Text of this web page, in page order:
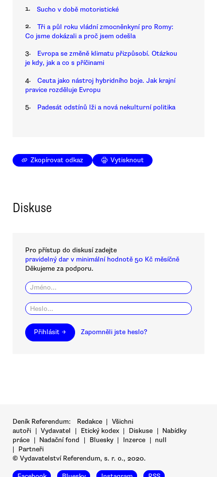
1. Sucho v době motoristické
2.
Tři a půl roku vládní zmocněnkyní pro Romy:
Co jsme dokázali a proč jsem odešla
3.
Evropa se změně klimatu přizpůsobí. Otázkou
je kdy, jak a co s příčinami
4.
Ceuta jako nástroj hybridního boje. Jak krajní
pravice rozděluje Evropu
5. Padesát odstínů lži a nová nekulturní politika
Zkopírovat odkaz Vytisknout
Diskuse
Pro přístup do diskusí zadejte
pravidelný dar v minimální hodnotě 50 Kč měsíčně
Děkujeme za podporu.
Přihlásit → Zapomněli jste heslo?
Deník Referendum: Redakce | Všichni
autoři | Vydavatel | Etický kodex | Diskuse | Nabídky
práce | Nadační fond | Bluesky | Inzerce | null
|
Partneři
© Vydavatelství Referendum, s. r. o., 2020.